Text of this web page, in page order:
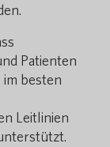
Patienten
im besten
Leitlinien